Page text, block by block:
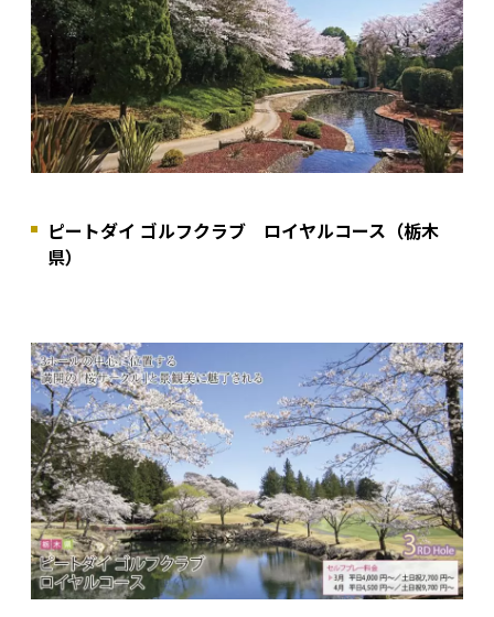
ピートダイ ゴルフクラブ ロイヤルコース（栃木
県）